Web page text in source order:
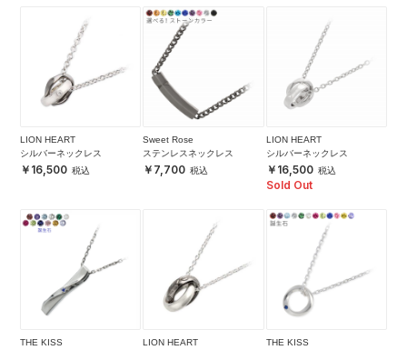
LION HEART
シルバーネックレス
16,500
Sweet Rose
ステンレスネックレス
7,700
LION HEART
シルバーネックレス
16,500
Sold Out
THE KISS
LION HEART
THE KISS